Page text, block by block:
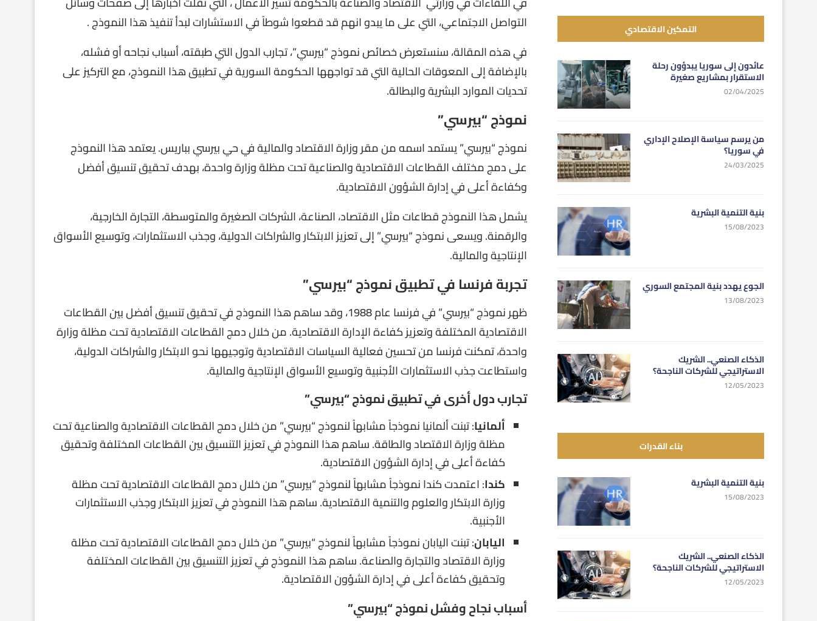
التواصل الاجتماعي، التي على ما يبدو انهم قد قطعوا شوطاً في الاستشارات لبدأ تنفيذ هذا النموذج .
في هذه المقالة، سنستعرض خصائص نموذج “بيرسي”، تجارب الدول التي طبقته، أسباب نجاحه أو فشله،
بالإضافة إلى المعوقات الحالية التي قد تواجهها الحكومة السورية في تطبيق هذا النموذج، مع التركيز على
تحديات الموارد البشرية والبطالة.
نموذج “بيرسي”
نموذج “بيرسي” يستمد اسمه من مقر وزارة الاقتصاد والمالية في حي بيرسي بباريس. يعتمد هذا النموذج
على دمج مختلف القطاعات الاقتصادية والصناعية تحت مظلة وزارة واحدة، بهدف تحقيق تنسيق أفضل
وكفاءة أعلى في إدارة الشؤون الاقتصادية.
يشمل هذا النموذج قطاعات مثل الاقتصاد، الصناعة، الشركات الصغيرة والمتوسطة، التجارة الخارجية،
والرقمنة. ويسعى نموذج “بيرسي” إلى تعزيز الابتكار والشراكات الدولية، وجذب الاستثمارات، وتوسيع الأسواق
الإنتاجية والمالية.
تجربة فرنسا في تطبيق نموذج “بيرسي”
ظهر نموذج “بيرسي” في فرنسا عام 1988، وقد ساهم هذا النموذج في تحقيق تنسيق أفضل بين القطاعات
الاقتصادية المختلفة وتعزيز كفاءة الإدارة الاقتصادية. من خلال دمج القطاعات الاقتصادية تحت مظلة وزارة
واحدة، تمكنت فرنسا من تحسين فعالية السياسات الاقتصادية وتوجيهها نحو الابتكار والشراكات الدولية،
واستطاعت جذب الاستثمارات الأجنبية وتوسيع الأسواق الإنتاجية والمالية.
تجارب دول أخرى في تطبيق نموذج “بيرسي”
ألمانيا: تبنت ألمانيا نموذجاً مشابهاً لنموذج “بيرسي” من خلال دمج القطاعات الاقتصادية والصناعية تحت
مظلة وزارة الاقتصاد والطاقة. ساهم هذا النموذج في تعزيز التنسيق بين القطاعات المختلفة وتحقيق
كفاءة أعلى في إدارة الشؤون الاقتصادية.
كندا: اعتمدت كندا نموذجاً مشابهاً لنموذج “بيرسي” من خلال دمج القطاعات الاقتصادية تحت مظلة
وزارة الابتكار والعلوم والتنمية الاقتصادية. ساهم هذا النموذج في تعزيز الابتكار وجذب الاستثمارات
الأجنبية.
اليابان: تبنت اليابان نموذجاً مشابهاً لنموذج “بيرسي” من خلال دمج القطاعات الاقتصادية تحت مظلة
وزارة الاقتصاد والتجارة والصناعة. ساهم هذا النموذج في تعزيز التنسيق بين القطاعات المختلفة
وتحقيق كفاءة أعلى في إدارة الشؤون الاقتصادية.
أسباب نجاح وفشل نموذج “بيرسي”
التمكين الاقتصادي
عائدون إلى سوريا يبدؤون رحلة
الاستقرار بمشاريع صغيرة
02/04/2025
من يرسم سياسة الإصلاح الإداري
في سوريا؟
24/03/2025
بنية التنمية البشرية
15/08/2023
الجوع يهدد بنية المجتمع السوري
13/08/2023
الذكاء الصنعي.. الشريك
الاستراتيجي للشركات الناجحة؟
12/05/2023
بناء القدرات
بنية التنمية البشرية
15/08/2023
الذكاء الصنعي.. الشريك
الاستراتيجي للشركات الناجحة؟
12/05/2023